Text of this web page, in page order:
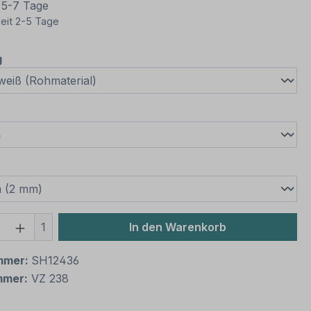
7 Tage
2-5 Tage
auswählen
Anzahl: Gib den gewünschten Wert
1 In den Warenkorb
SH12436
VZ 238